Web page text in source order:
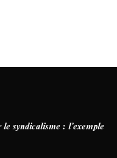
syndicalisme : l’exemple